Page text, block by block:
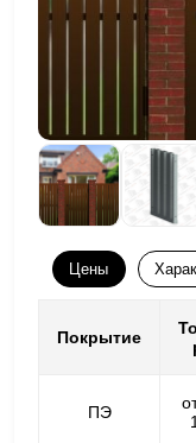
Цены
Покрытие
ПЭ